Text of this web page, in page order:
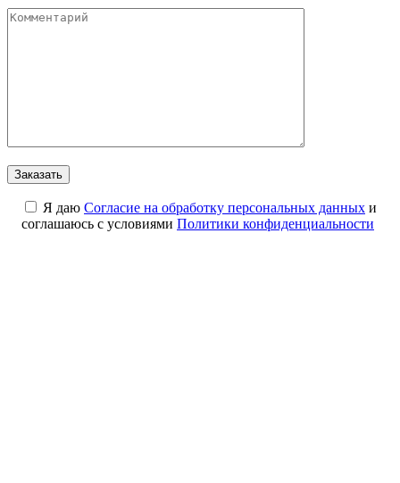
Я даю Cогласие на обработку персональных данных и
соглашаюсь с условиями Политики конфиденциальности